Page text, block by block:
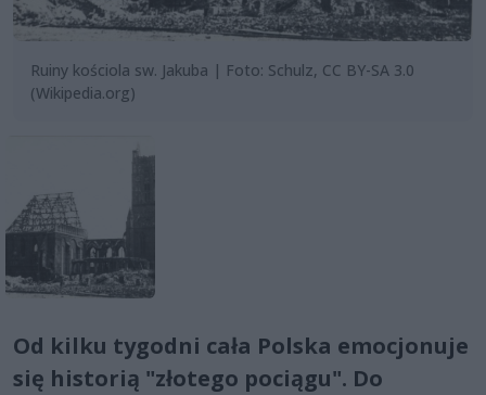
Ruiny kościola sw. Jakuba | Foto: Schulz, CC BY-SA 3.0
(Wikipedia.org)
Od kilku tygodni cała Polska emocjonuje
się historią "złotego pociągu". Do